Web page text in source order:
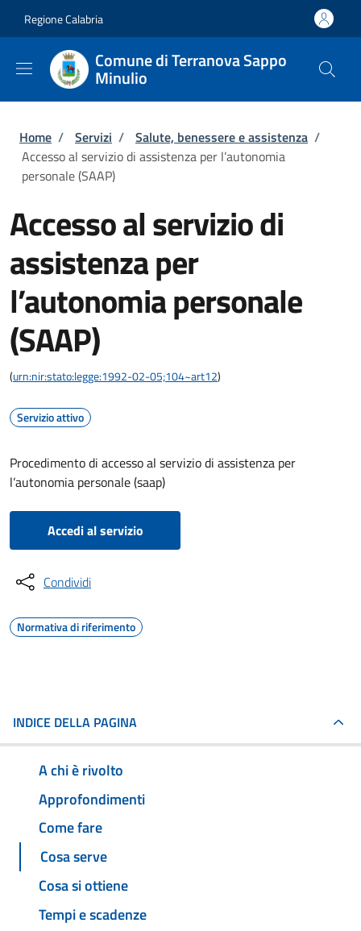
Regione Calabria
Comune di Terranova Sappo
Minulio
Briciole di pane
Home / Servizi / Salute, benessere e assistenza /
Accesso al servizio di assistenza per l’autonomia
personale (SAAP)
Accesso al servizio di
assistenza per
l’autonomia personale
(SAAP)
(urn:nir:stato:legge:1992-02-05;104~art12)
Servizio attivo
Procedimento di accesso al servizio di assistenza per
l’autonomia personale (saap)
Accedi al servizio
Condividi
Normativa di riferimento
INDICE DELLA PAGINA
A chi è rivolto
Approfondimenti
Come fare
Cosa serve
Cosa si ottiene
Tempi e scadenze